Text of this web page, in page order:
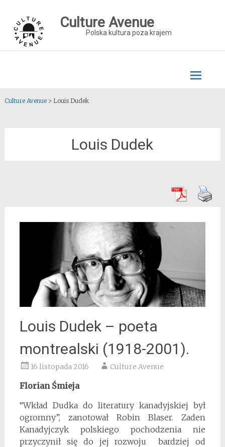
content
Culture Avenue
Polska kultura poza krajem
Culture Avenue> Louis Dudek
Louis Dudek
Louis Dudek – poeta
montrealski (1918-2001).
16 listopada 2016 Culture Avenue
Florian Śmieja
“Wkład Dudka do literatury kanadyjskiej był
ogromny”, zanotował Robin Blaser. Zaden
Kanadyjczyk polskiego pochodzenia nie
przyczynił się do jej rozwoju bardziej od